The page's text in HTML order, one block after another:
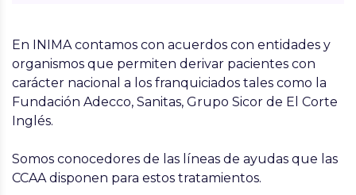
En INIMA contamos con acuerdos con entidades y
organismos que permiten derivar pacientes con
carácter nacional a los franquiciados tales como la
Fundación Adecco, Sanitas, Grupo Sicor de El Corte
Inglés.
Somos conocedores de las líneas de ayudas que las
CCAA disponen para estos tratamientos.